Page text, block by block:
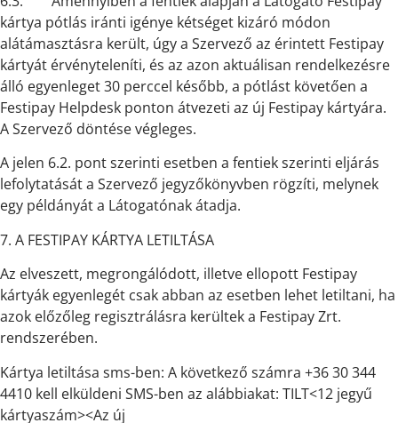
kártya pótlás iránti igénye kétséget kizáró módon
alátámasztásra került, úgy a Szervező az érintett Festipay
kártyát érvényteleníti, és az azon aktuálisan rendelkezésre
álló egyenleget 30 perccel később, a pótlást követően a
Festipay Helpdesk ponton átvezeti az új Festipay kártyára.
A Szervező döntése végleges.
A jelen 6.2. pont szerinti esetben a fentiek szerinti eljárás
lefolytatását a Szervező jegyzőkönyvben rögzíti, melynek
egy példányát a Látogatónak átadja.
7. A FESTIPAY KÁRTYA LETILTÁSA
Az elveszett, megrongálódott, illetve ellopott Festipay
kártyák egyenlegét csak abban az esetben lehet letiltani, ha
azok előzőleg regisztrálásra kerültek a Festipay Zrt.
rendszerében.
Kártya letiltása sms-ben: A következő számra +36 30 344
4410 kell elküldeni SMS-ben az alábbiakat: TILT<12 jegyű
kártyaszám><Az új